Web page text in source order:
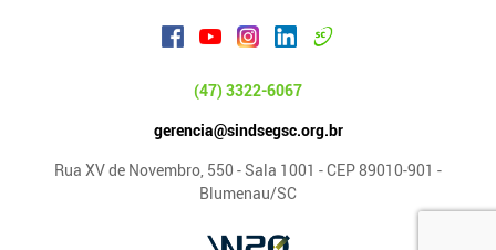
(47) 3322-6067
gerencia@sindsegsc.org.br
Rua XV de Novembro, 550 - Sala 1001 - CEP 89010-901 -
Blumenau/SC